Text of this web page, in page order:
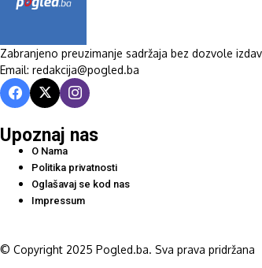
Zabranjeno preuzimanje sadržaja bez dozvole
Email: redakcija@pogled.ba
Upoznaj nas
O Nama
Politika privatnosti
Oglašavaj se kod nas
Impressum
© Copyright 2025 Pogled.ba. Sva prava pridržana